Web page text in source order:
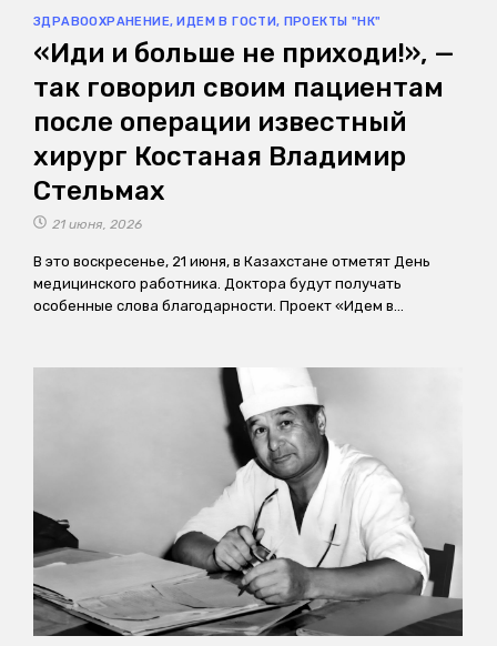
ЗДРАВООХРАНЕНИЕ, ИДЕМ В ГОСТИ, ПРОЕКТЫ "НК"
«Иди и больше не приходи!», —
так говорил своим пациентам
после операции известный
хирург Костаная Владимир
Стельмах
21 июня, 2026
В это воскресенье, 21 июня, в Казахстане отметят День
медицинского работника. Доктора будут получать
особенные слова благодарности. Проект «Идем в…